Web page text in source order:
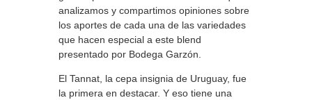
analizamos y compartimos opiniones sobre
los aportes de cada una de las variedades
que hacen especial a este blend
presentado por Bodega Garzón.
El Tannat, la cepa insignia de Uruguay, fue
la primera en destacar. Y eso tiene una